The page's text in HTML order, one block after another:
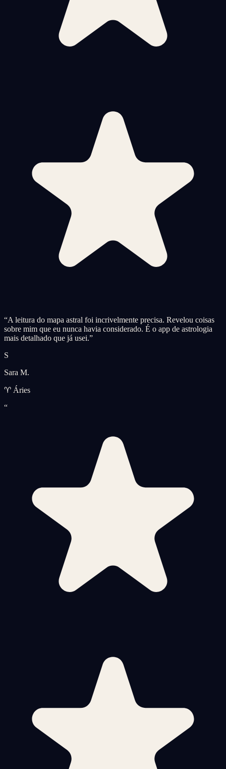
“A leitura do mapa astral foi incrivelmente precisa. Revelou coisas
sobre mim que eu nunca havia considerado. É o app de astrologia
mais detalhado que já usei.”
S
Sara M.
♈ Áries
“